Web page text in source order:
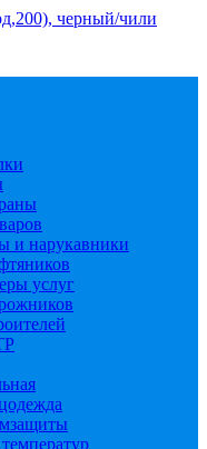
и нарукавники
услуг